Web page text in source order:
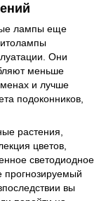
лампы еще
Они
меньше
и лучше
подоконников,
растения,
цветов,
светодиодное
прогнозируемый
вы